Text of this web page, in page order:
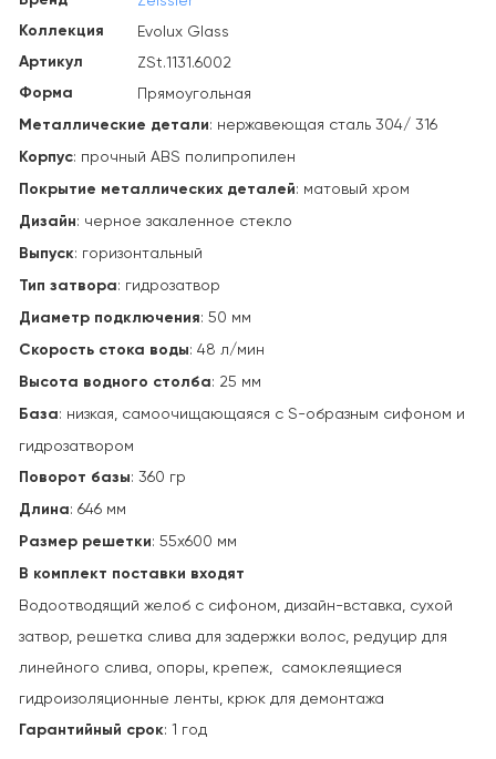
Коллекция Evolux Glass
Артикул ZSt.1131.6002
Форма Прямоугольная
Металлические детали: нержавеющая сталь 304/ 316
Корпус: прочный ABS полипропилен
Покрытие металлических деталей: матовый хром
Дизайн: черное закаленное стекло
Выпуск: горизонтальный
Тип затвора: гидрозатвор
Диаметр подключения: 50 мм
Скорость стока воды: 48 л/мин
Высота водного столба: 25 мм
База: низкая, самоочищающаяся с S-образным сифоном и
гидрозатвором
Поворот базы: 360 гр
Длина: 646 мм
Размер решетки: 55х600 мм
В комплект поставки входят
Водоотводящий желоб с сифоном, дизайн-вставка, сухой
затвор, решетка слива для задержки волос, редуцир для
линейного слива, опоры, крепеж, самоклеящиеся
гидроизоляционные ленты, крюк для демонтажа
Гарантийный срок: 1 год